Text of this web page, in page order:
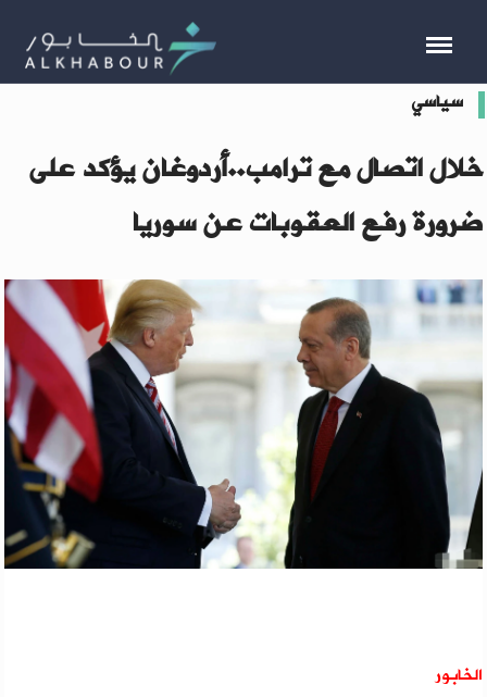
سياسي
خلال اتصال مع ترامب..أردوغان يؤكد على
ضرورة رفع العقوبات عن سوريا
الخابور